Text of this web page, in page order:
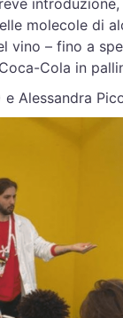
molecole di
vino – fino a
Cola in
Alessandra